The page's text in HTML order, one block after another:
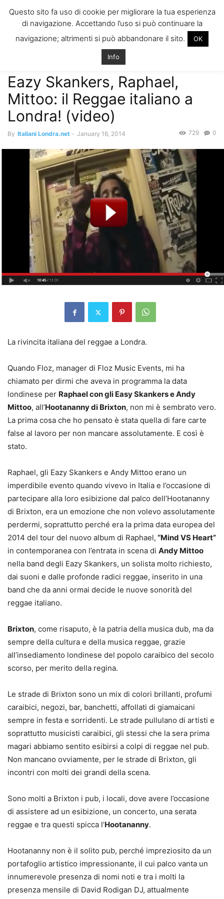
ITALIANI A
LONDRA
Il blog degli Italiani nella rebel city
Home Eventi, Svago and More
Eazy Skankers, Raphael, Mittoo: il
Eazy Skankers, Raphael,
Mittoo: il Reggae italiano a
Londra! (video)
By Italiani Londra.net - January 16, 2014 0
729
La rivincita italiana del reggae a Londra.
Quando Floz, manager di Floz Music Events, mi ha
chiamato per dirmi che aveva in programma la data
londinese per Raphael con gli Easy Skankers e Andy
Mittoo, all’Hootananny di Brixton, non mi è sembrato vero.
La prima cosa che ho pensato è stata quella di fare carte
false al lavoro per non mancare assolutamente. E così è
stato.
Raphael, gli Eazy Skankers e Andy Mittoo erano un
imperdibile evento quando vivevo in Italia e l’occasione di
partecipare alla loro esibizione dal palco dell’Hootananny
di Brixton, era un emozione che non volevo assolutamente
perdermi, soprattutto perché era la prima data europea del
2014 del tour del nuovo album di Raphael, “Mind VS Heart”
in contemporanea con l’entrata in scena di Andy Mittoo
nella band degli Eazy Skankers, un solista molto richiesto,
dai suoni e dalle profonde radici reggae, inserito in una
band che da anni ormai decide le nuove sonorità del
reggae italiano.
Brixton, come risaputo, è la patria della musica dub, ma da
sempre della cultura e della musica reggae, grazie
all’insediamento londinese del popolo caraibico del secolo
scorso, per merito della regina.
Le strade di Brixton sono un mix di colori brillanti, profumi
caraibici, negozi, bar, banchetti, affollati di giamaicani
sempre in festa e sorridenti. Le strade pullulano di artisti e
soprattutto musicisti caraibici, gli stessi che la sera prima
magari abbiamo sentito esibirsi a colpi di reggae nel pub.
Non mancano ovviamente, per le strade di Brixton, gli
incontri con molti dei grandi della scena.
Sono molti a Brixton i pub, i locali, dove avere l’occasione
di assistere ad un esibizione, un concerto, una serata
reggae e tra questi spicca l’Hootananny.
Hootananny non è il solito pub, perché impreziosito da un
portafoglio artistico impressionante, il cui palco vanta un
innumerevole presenza di nomi noti e tra i molti la
presenza mensile di David Rodigan DJ, attualmente
Questo sito fa uso di cookie per migliorare la tua esperienza
di navigazione. Accettando l’uso si può continuare la
navigazione; altrimenti si può abbandonare il sito.
OK
Info